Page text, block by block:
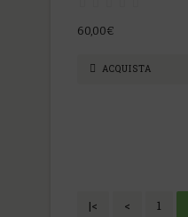
60,00€
ACQUISTA
|< < 1